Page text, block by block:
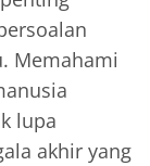
Memahami
lupa
akhir yang